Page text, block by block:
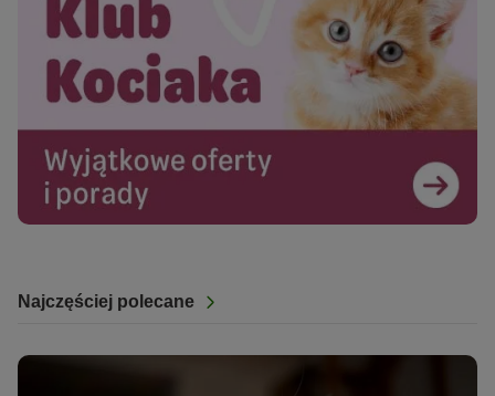
Najczęściej polecane